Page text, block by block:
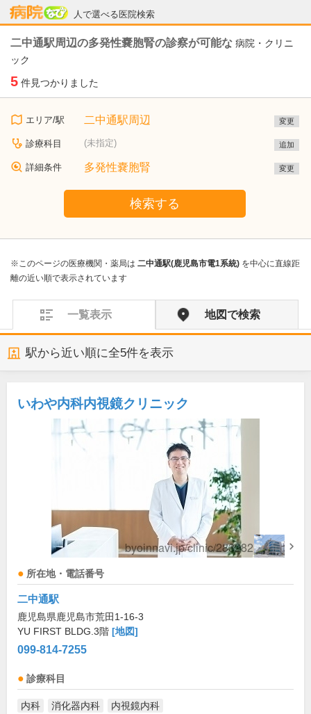
人で選べる医院検索
病院なび
二中通駅周辺の多発性嚢胞腎の診察が可能な 病院・クリニ
ック
5 件見つかりました
エリア/駅 二中通駅周辺 変更
診療科目 (未指定) 追加
詳細条件 多発性嚢胞腎 変更
検索する
※このページの医療機関・薬局は 二中通駅(鹿児島市電1系統) を中心に直線距
離の近い順で表示されています
一覧表示 地図で検索
駅から近い順に全5件を表示
いわや内科内視鏡クリニック
所在地・電話番号
二中通駅
鹿児島県鹿児島市荒田1-16-3
YU FIRST BLDG.3階 [地図]
099-814-7255
診療科目
内科 消化器内科 内視鏡内科